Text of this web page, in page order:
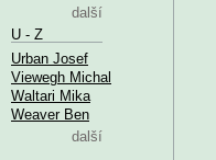
další
U - Z
Urban Josef
Viewegh Michal
Waltari Mika
Weaver Ben
další